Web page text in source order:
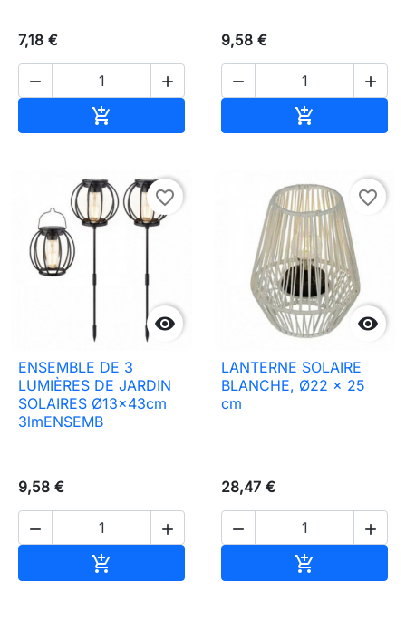
7,18 €
 

9,58 €
 


favorite_border
ENSEMBLE DE 3
LUMIÈRES DE JARDIN
SOLAIRES Ø13x43cm
3lmENSEMB
9,58 €
 


favorite_border
LANTERNE SOLAIRE
BLANCHE, Ø22 x 25
cm
28,47 €
 
